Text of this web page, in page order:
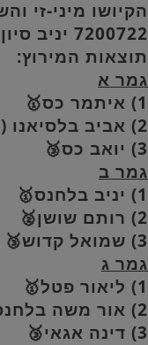
7200722 יניב סיון
תוצאות המירוץ:
גמר א
1) איתמר כס🥇
2) אביב בלסיאנו ( TQ )🥈
3) יואב כס🥉
גמר ב
1) יניב בלחנס🥇
2) רותם שושן🥈
3) שמואל קדוש🥉
גמר ג
1) ליאור פטל🥇
2) אור משה בלחנס🥈
3) דינה אגאי🥉